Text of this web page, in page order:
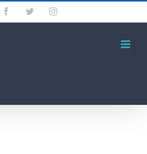
FacebookTwitterInstagram